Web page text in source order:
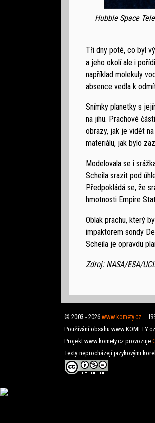
Hubble Space
Tři dny poté, co byl
a jeho okolí ale i
například molekuly
absence vedla k
Snímky planetky s
na jihu. Prachové
obrazy, jak je vidět
materiálu, jak bylo
Modelovala se i
Scheila srazit pod
Předpokládá se, že
hmotnosti Empire
Oblak prachu, který
impaktorem sondy
Scheila je opravdu
Zdroj: NASA/ESA/
© 2003 - 2026www.komety.cz
Používání obsahu
Projekt www.komety.cz provozuje
Texty neprocházejí jazykovými